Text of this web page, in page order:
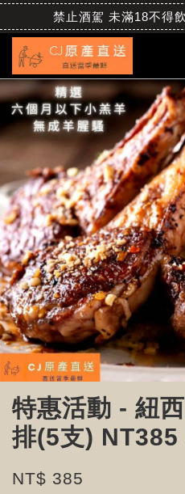
禁止酒駕 未滿18不得
特惠活動 - 紐
排(5支)
NT$ 385